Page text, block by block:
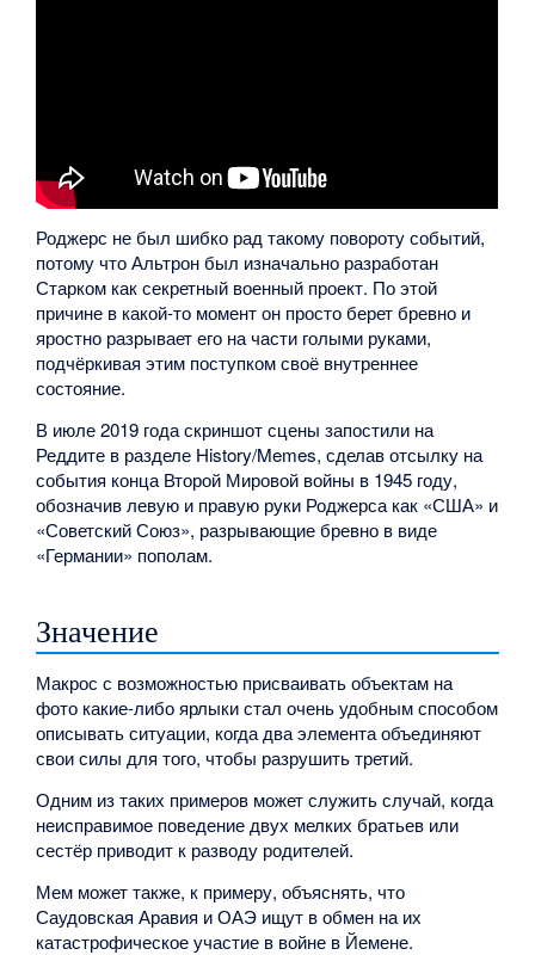
Роджерс не был шибко рад такому повороту событий,
потому что Альтрон был изначально разработан
Старком как секретный военный проект. По этой
причине в какой-то момент он просто берет бревно и
яростно разрывает его на части голыми руками,
подчёркивая этим поступком своё внутреннее
состояние.
В июле 2019 года скриншот сцены запостили на
Реддите в разделе History/Memes, сделав отсылку на
события конца Второй Мировой войны в 1945 году,
обозначив левую и правую руки Роджерса как «США» и
«Советский Союз», разрывающие бревно в виде
«Германии» пополам.
Значение
Макрос с возможностью присваивать объектам на
фото какие-либо ярлыки стал очень удобным способом
описывать ситуации, когда два элемента объединяют
свои силы для того, чтобы разрушить третий.
Одним из таких примеров может служить случай, когда
неисправимое поведение двух мелких братьев или
сестёр приводит к разводу родителей.
Мем может также, к примеру, объяснять, что
Саудовская Аравия и ОАЭ ищут в обмен на их
катастрофическое участие в войне в Йемене.